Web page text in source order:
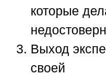
которые
Выход
своей